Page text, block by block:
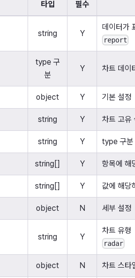
타입 필수
string Y
데이터가
report
type 구
분
Y 차트 데이
object Y 기본 설정
string Y 차트 고유
string Y type 구분
string[] Y 항목에 해
string[] Y 값에 해당
object N 세부 설정
string Y
차트 유형
radar
object N 차트 스타